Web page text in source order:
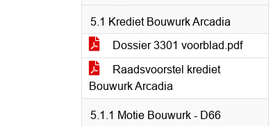
5.1 Krediet Bouwurk Arcadia
Dossier 3301 voorblad.pdf
Raadsvoorstel krediet
Bouwurk Arcadia
5.1.1 Motie Bouwurk - D66